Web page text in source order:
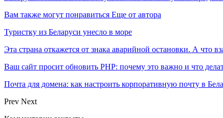
Вам также могут понравиться Еще от автора
Туристку из Беларуси унесло в море
Эта страна откажется от знака аварийной остановки. А что
Ваш сайт просит обновить PHP: почему это важно и что
Почта для домена: как настроить корпоративную почту в
Prev Next